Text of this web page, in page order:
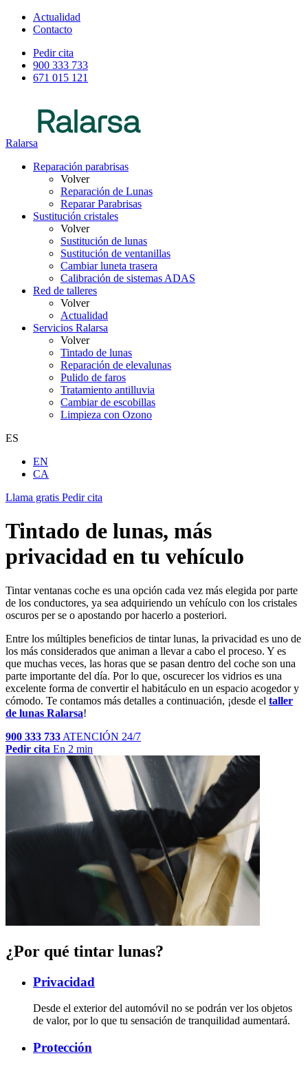
Actualidad
Contacto
Pedir cita
900 333 733
671 015 121
Ralarsa
Reparación parabrisas
Volver
Reparación de Lunas
Reparar Parabrisas
Sustitución cristales
Volver
Sustitución de lunas
Sustitución de ventanillas
Cambiar luneta trasera
Calibración de sistemas ADAS
Red de talleres
Volver
Actualidad
Servicios Ralarsa
Volver
Tintado de lunas
Reparación de elevalunas
Pulido de faros
Tratamiento antilluvia
Cambiar de escobillas
Limpieza con Ozono
ES
EN
CA
Llama gratis Pedir cita
Tintado de lunas, más
privacidad en tu vehículo
Tintar ventanas coche es una opción cada vez más elegida por parte
de los conductores, ya sea adquiriendo un vehículo con los cristales
oscuros per se o apostando por hacerlo a posteriori.
Entre los múltiples beneficios de tintar lunas, la privacidad es uno de
los más considerados que animan a llevar a cabo el proceso. Y es
que muchas veces, las horas que se pasan dentro del coche son una
parte importante del día. Por lo que, oscurecer los vidrios es una
excelente forma de convertir el habitáculo en un espacio acogedor y
cómodo. Te contamos más detalles a continuación, ¡desde el taller
de lunas Ralarsa!
900 333 733 ATENCIÓN 24/7
Pedir cita En 2 min
¿Por qué tintar lunas?
Privacidad
Desde el exterior del automóvil no se podrán ver los objetos
de valor, por lo que tu sensación de tranquilidad aumentará.
Protección